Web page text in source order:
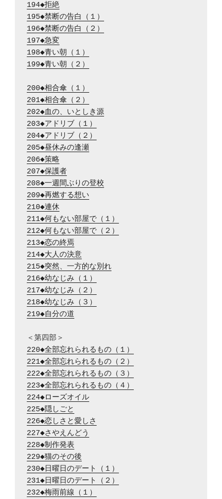
194◆拒絶
195◆禁断の告白（１）
196◆禁断の告白（２）
197◆急変
198◆青い朝（１）
199◆青い朝（２）
200◆相合傘（１）
201◆相合傘（２）
202◆血の、いとしき源
203◆アドリブ（１）
204◆アドリブ（２）
205◆昼休みの逢瀬
206◆策略
207◆保護者
208◆一週間ぶりの登校
209◆再燃する想い
210◆連休
211◆何もない部屋で（１）
212◆何もない部屋で（２）
213◆恋の終焉
214◆大人の決意
215◆突然、一方的な別れ
216◆幼なじみ（１）
217◆幼なじみ（２）
218◆幼なじみ（３）
219◆自分の道
220◆全部忘れられるもの（１）
221◆全部忘れられるもの（２）
222◆全部忘れられるもの（３）
223◆全部忘れられるもの（４）
224◆ローズオイル
225◆隠しごと
226◆恋しさと愛しさ
227◆さやえんどう
228◆制作発表
229◆猫のその後
230◆日曜日のデート（１）
231◆日曜日のデート（２）
232◆梅雨前線（１）